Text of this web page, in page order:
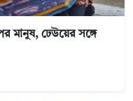
মানুষ, ঢেউয়ের সঙ্গে